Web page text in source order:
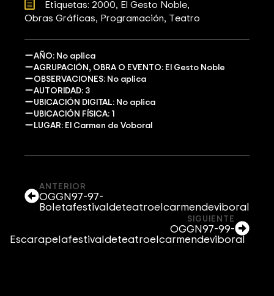
Etiquetas: 2000 El Gesto Noble
Obras Gráficas Programación Teatro
AÑO: No aplica
AGRUPACIÓN, OBRA O EVENTO: El Gesto Noble
OBSERVACIONES: No aplica
AUTORIDAD: 3
UBICACIÓN DIGITAL: No aplica
UBICACIÓN FÍSICA: 1
LUGAR: El Carmen de Voboral
ANTERIOR
OGGN97-97-
Boletafestivaldeteatroelcarmendeviboral
SIGUIENTE
OGGN97-99-
Escarapelafestivaldeteatroelcarmendeviboral